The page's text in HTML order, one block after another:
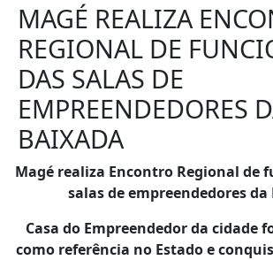
MAGÉ REALIZA
REGIONAL DE
DAS SALAS DE
EMPREENDEDORES
BAIXADA
Magé realiza Encontro Regional de
salas de empreendedores da
Casa do Empreendedor da cidade
como referência no Estado e